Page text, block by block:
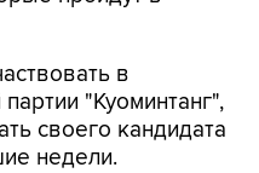
в
"Куоминтанг",
своего кандидата
недели.